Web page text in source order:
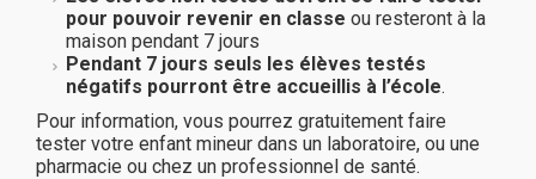
pour pouvoir revenir en classe ou resteront à la
maison pendant 7 jours
Pendant 7 jours seuls les élèves testés
négatifs pourront être accueillis à l’école.
Pour information, vous pourrez gratuitement faire
tester votre enfant mineur dans un laboratoire, ou une
pharmacie ou chez un professionnel de santé.